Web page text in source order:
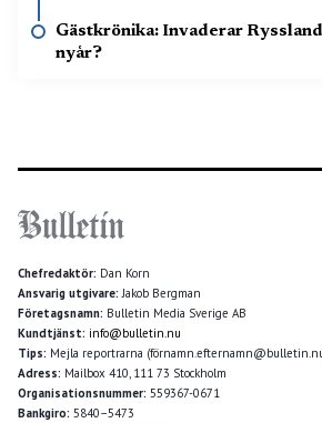
Gästkrönika: Invaderar
nyår?
Chefredaktör: Dan Korn
Ansvarig utgivare: Jakob Bergman
Företagsnamn: Bulletin Media Sverige AB
Kundtjänst: info@bulletin.nu
Tips: Mejla reportrarna
Adress: Mailbox 410, 111 73 Stockholm
Organisationsnummer: 559367-0671
Bankgiro: 5840–5473